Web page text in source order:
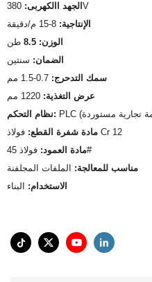
الجهد االكهربى: 380V
الإنتاجية:
الوزن: 8.5
طن
الضمان: سنتين
سمك التدحرج:
عرض التغذية:
نظام التحكم:
مادة شفرة القطع: فولاذ Cr 12
مادة العمود:فولاذ 45#
مناسب للمعالجة: الملفات المجلفنة
الاستخدام: البناء